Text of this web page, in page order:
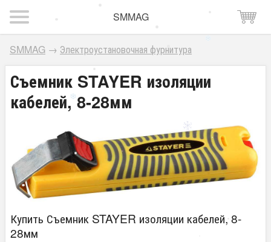
SMMAG
SMMAG → Электроустановочная фурнитура
Съемник STAYER изоляции
кабелей, 8-28мм
Купить Съемник STAYER изоляции кабелей, 8-
28мм